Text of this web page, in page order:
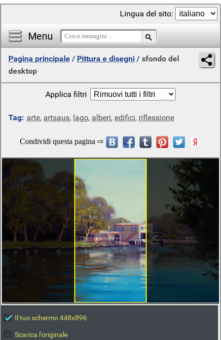
Menu
Lingua del sito:
Pagina principale / Pittura e disegni / sfondo del
desktop
Applica filtri
Tag: arte, artsaus, lago, alberi, edifici, riflessione
Il tuo schermo 448x896
Scarica l'originale